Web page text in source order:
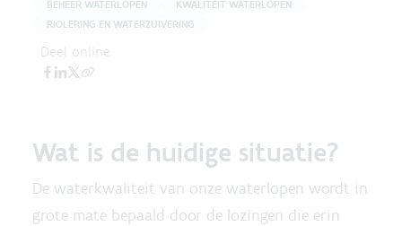
BEHEER WATERLOPEN
KWALITEIT WATERLOPEN
RIOLERING EN WATERZUIVERING
Deel online
Wat is de huidige situatie?
De waterkwaliteit van onze waterlopen wordt in
grote mate bepaald door de lozingen die erin